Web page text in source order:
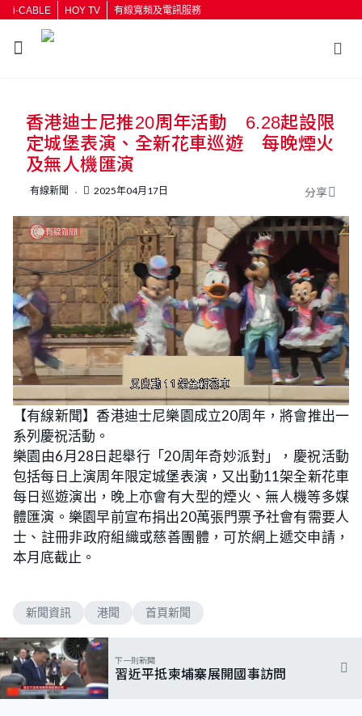
i-CABLE HOY TV 有線寬頻及電訊服務
按輸入鍵開始搜尋
香港迪士尼推20周年活動 6.28起設限
定城堡表演、全新花車巡遊 每晚煙火
及無人機匯演
有線新聞 2025年04月17日 分享
U
n
m
t
e
o
a
d
:
7
2
.
9
7
%
【有線新聞】香港迪士尼樂園成立20周年，將會推出一
系列慶祝活動。
樂園由6月28日起舉行「20周年奇妙派對」，慶祝活動
包括每日上演周年限定城堡表演，又出動11架全新花車
每日巡遊演出，晚上亦會有大型的煙火、無人機等多媒
體匯演。樂園早前宣布捐出20萬張門票予社會有需要人
士、註冊非政府組織或慈善團體，可於網上遞交申請，
本月底截止。
新聞資訊 港聞 首頁新聞
下一則新聞
習近平抵柬埔寨展開國事訪問